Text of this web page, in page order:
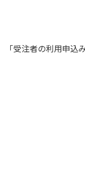
「受注者の利用申込